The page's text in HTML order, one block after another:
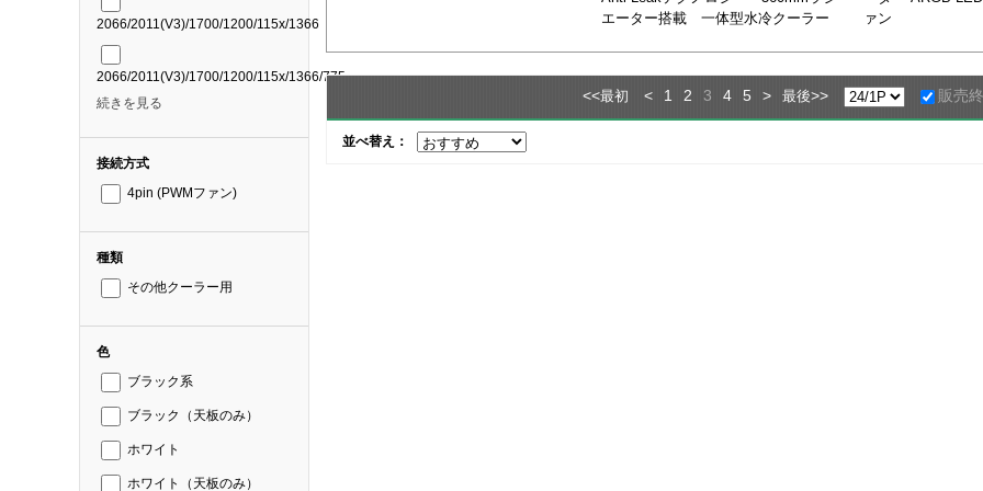
2066/2011(V3)/1700/1200/115x/1366
2066/2011(V3)/1700/1200/115x/1366/775
続きを見る
接続方式
4pin (PWMファン)
種類
その他クーラー用
色
ブラック系
ブラック（天板のみ）
ホワイト
ホワイト（天板のみ）
エーター搭載 一体型水冷クーラー
ァン
<<最初 < 1 2 3 4 5 > 最後>> 販売
並べ替え：